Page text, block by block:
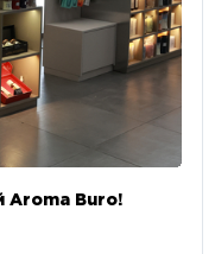
Aroma Buro! ⠀